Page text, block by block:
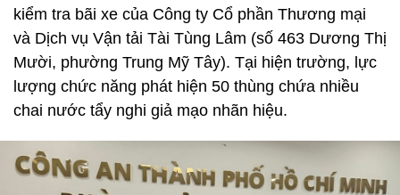
kiểm tra bãi xe của Công ty Cổ phần Thương mại
và Dịch vụ Vận tải Tài Tùng Lâm (số 463 Dương Thị
Mười, phường Trung Mỹ Tây). Tại hiện trường, lực
lượng chức năng phát hiện 50 thùng chứa nhiều
chai nước tẩy nghi giả mạo nhãn hiệu.